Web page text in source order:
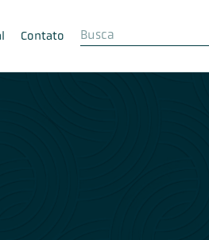
Contato